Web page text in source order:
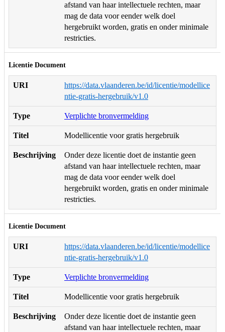
afstand van haar intellectuele rechten, maar
mag de data voor eender welk doel
hergebruikt worden, gratis en onder minimale
restricties.
Licentie Document
URI
https://data.vlaanderen.be/id/licentie/modellice
ntie-gratis-hergebruik/v1.0
Type Verplichte bronvermelding
Titel Modellicentie voor gratis hergebruik
Beschrijving
Onder deze licentie doet de instantie geen
afstand van haar intellectuele rechten, maar
mag de data voor eender welk doel
hergebruikt worden, gratis en onder minimale
restricties.
Licentie Document
URI
https://data.vlaanderen.be/id/licentie/modellice
ntie-gratis-hergebruik/v1.0
Type Verplichte bronvermelding
Titel Modellicentie voor gratis hergebruik
Beschrijving
Onder deze licentie doet de instantie geen
afstand van haar intellectuele rechten, maar